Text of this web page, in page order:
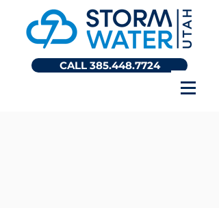
CALL 385.448.7724